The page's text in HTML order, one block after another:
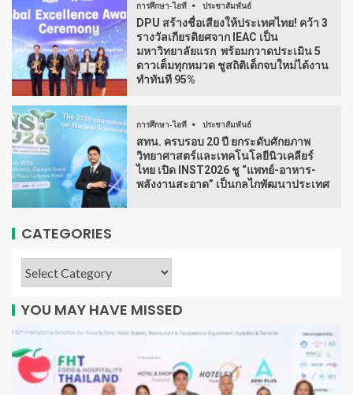
การศึกษา-ไอที ประชาสัมพันธ์
DPU สร้างชื่อเสียงให้ประเทศไทย! คว้า 3
รางวัลเกียรติยศจาก IEAC เป็น
มหาวิทยาลัยแรก พร้อมกวาดประเมิน 5
ดาวเต็มทุกหมวด ชูสถิติเด็กจบใหม่ได้งาน
ทำทันที 95%
การศึกษา-ไอที ประชาสัมพันธ์
สทน. ครบรอบ 20 ปี ยกระดับศักยภาพ
วิทยาศาสตร์และเทคโนโลยีนิวเคลียร์
ไทย เปิด INST2026 ชู “แพทย์-อาหาร-
พลังงานสะอาด” เป็นกลไกพัฒนาประเทศ
CATEGORIES
YOU MAY HAVE MISSED